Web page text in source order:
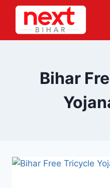
Skip
content
Bihar